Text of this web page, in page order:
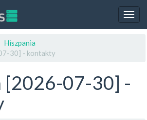
Hiszpania
30] - kontakty
[2026-07-30] -